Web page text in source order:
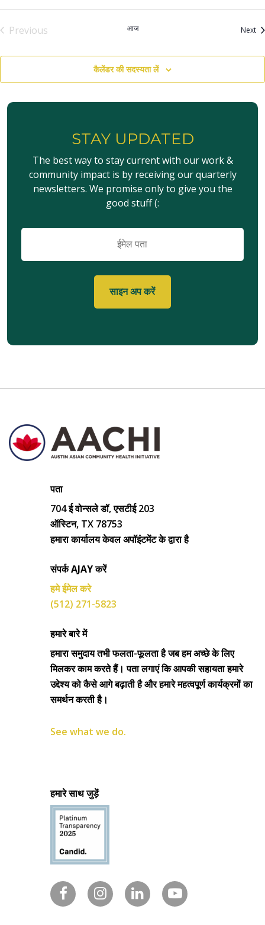
Previous
आज Next
कैलेंडर की सदस्यता लें
STAY UPDATED
The best way to stay current with our work &
community impact is by receiving our quarterly
newsletters. We promise only to give you the
good stuff (:
पता
704 ई वोन्सले डॉ, एसटीई 203
ऑस्टिन, TX 78753
हमारा कार्यालय केवल अपॉइंटमेंट के द्वारा है
संपर्क AJAY करें
हमे ईमेल करे
(512) 271-5823
हमारे बारे में
हमारा समुदाय तभी फलता-फूलता है जब हम अच्छे के लिए
मिलकर काम करते हैं। पता लगाएं कि आपकी सहायता हमारे
उद्देश्य को कैसे आगे बढ़ाती है और हमारे महत्वपूर्ण कार्यक्रमों का
समर्थन करती है।
See what we do.
हमारे साथ जुड़ें